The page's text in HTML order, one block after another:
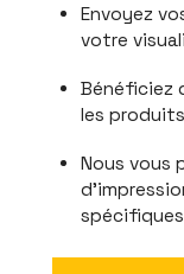
Envoyez
votre
Bénéficiez
les
Nous vous
spécifiques